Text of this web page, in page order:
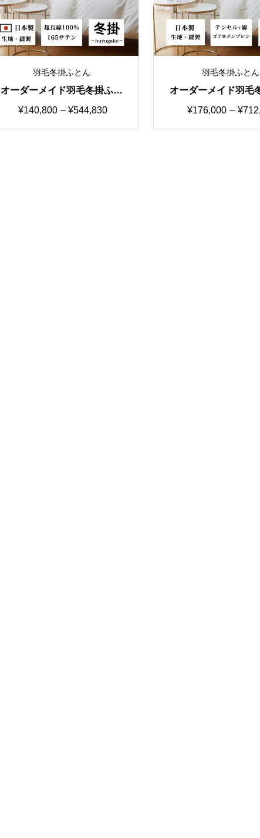
羽毛冬掛ふとん
オーダーメイド羽毛冬掛ふと
ん 国産生地SS カスタマイ
¥140,800 – ¥544,830
価
羽毛冬掛ふとん
オーダーメイド羽毛
ん 国産生地SSS カ
¥176,000 – ¥
価